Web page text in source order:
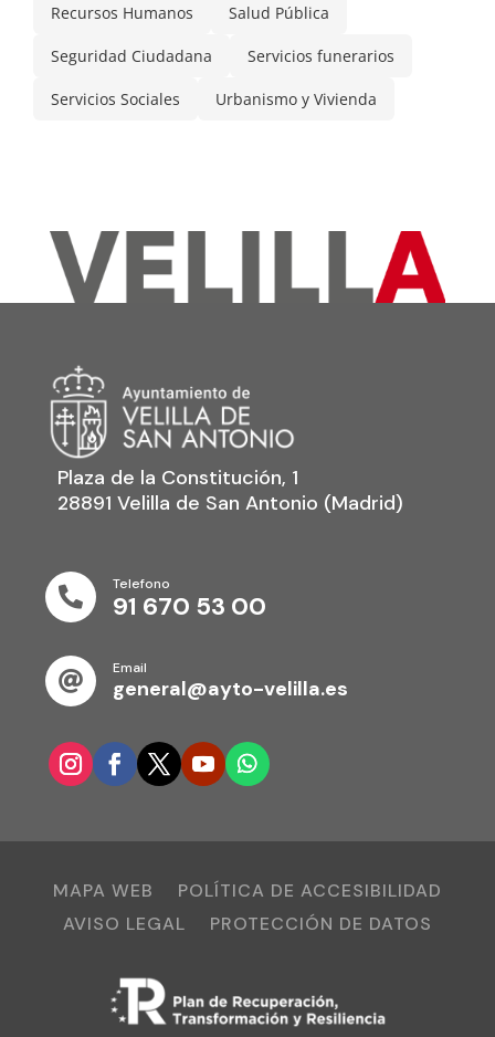
Recursos Humanos Salud Pública
Seguridad Ciudadana Servicios funerarios
Servicios Sociales Urbanismo y Vivienda
Plaza de la Constitución, 1
28891 Velilla de San Antonio (Madrid)

Telefono
91 670 53 00

Email
general@ayto-velilla.es
MAPA WEB
POLÍTICA DE ACCESIBILIDAD
AVISO LEGAL
PROTECCIÓN DE DATOS